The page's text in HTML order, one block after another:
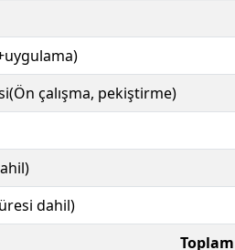
çalışma, pekiştirme)
dahil)